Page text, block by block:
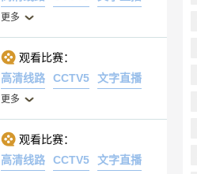
更多
观看比赛：
高清线路
CCTV5 文字直播
更多
观看比赛：
高清线路
CCTV5 文字直播